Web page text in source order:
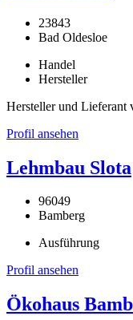
23843
Bad Oldesloe
Handel
Hersteller
Hersteller und Lieferant
Profil ansehen
Lehmbau Slota
96049
Bamberg
Ausführung
Profil ansehen
Ökohaus